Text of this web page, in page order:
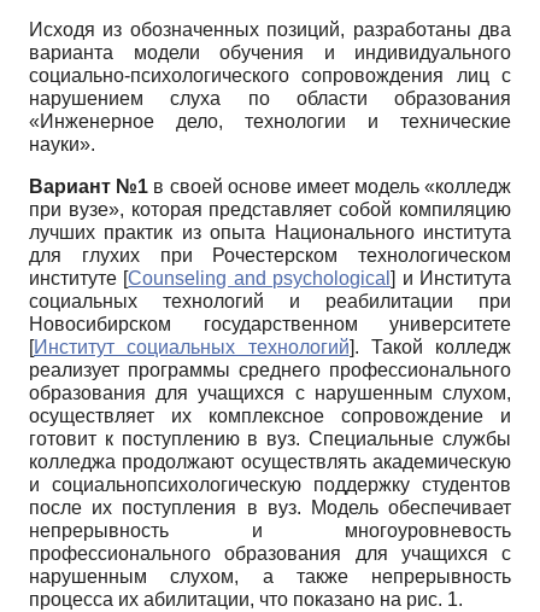
Исходя из обозначенных позиций, разработаны два
варианта модели обучения и индивидуального
социально-психологического сопровождения лиц с
нарушением слуха по области образования
«Инженерное дело, технологии и технические
науки».
Вариант №1 в своей основе имеет модель «колледж
при вузе», которая представляет собой компиляцию
лучших практик из опыта Национального института
для глухих при Рочестерском технологическом
институте [Counseling and psychological] и Института
социальных технологий и реабилитации при
Новосибирском государственном университете
[Институт социальных технологий]. Такой колледж
реализует программы среднего профессионального
образования для учащихся с нарушенным слухом,
осуществляет их комплексное сопровождение и
готовит к поступлению в вуз. Специальные службы
колледжа продолжают осуществлять академическую
и социально­психологическую поддержку студентов
после их поступления в вуз. Модель обеспечивает
непрерывность и многоуровневость
профессионального образования для учащихся с
нарушенным слухом, а также непрерывность
процесса их абилитации, что показано на рис. 1.